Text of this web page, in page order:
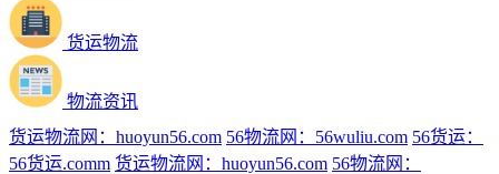
货运物流
物流资讯
货运物流网：huoyun56.com 56物流网：56wuliu.com 56货运：
56货运.comm 货运物流网：huoyun56.com 56物流网：